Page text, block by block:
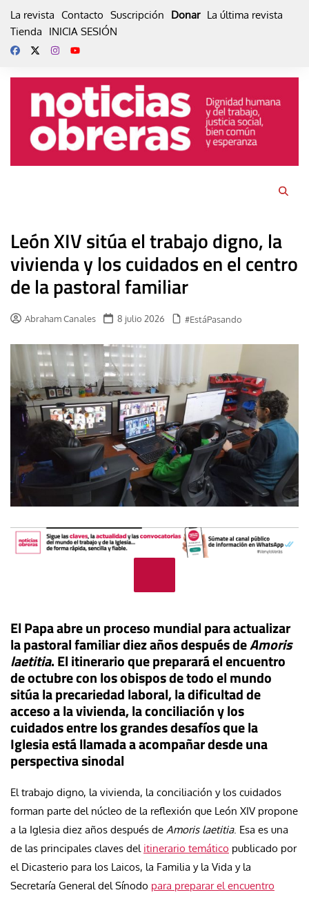
La revista Contacto Suscripción Donar La última revista
Tienda
INICIA SESIÓN
León XIV sitúa el trabajo digno, la
vivienda y los cuidados en el centro
de la pastoral familiar
Abraham Canales 8 julio 2026 #EstáPasando
El Papa abre un proceso mundial para actualizar
la pastoral familiar diez años después deAmoris
laetitia. El itinerario que preparará el encuentro
de octubre con los obispos de todo el mundo
sitúa la precariedad laboral, la dificultad de
acceso a la vivienda, la conciliación y los
cuidados entre los grandes desafíos que la
Iglesia está llamada a acompañar desde una
perspectiva sinodal
El trabajo digno, la vivienda, la conciliación y los cuidados
forman parte del núcleo de la reflexión que León XIV propone
a la Iglesia diez años después de Amoris laetitia. Esa es una
de las principales claves del itinerario temático publicado por
el Dicasterio para los Laicos, la Familia y la Vida y la
Secretaría General del Sínodo para preparar el encuentro